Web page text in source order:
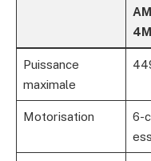
Puissance
maximale
Motorisation
6-